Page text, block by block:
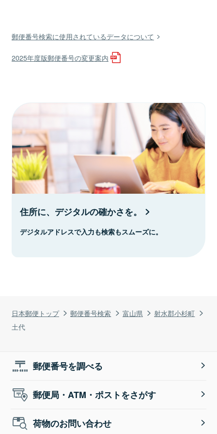
日本郵便トップ 郵便番号検索 富山県
射水郡小杉町
土代
郵便番号検索に使用されているデータについて
2025年度版郵便番号の変更案内
住所に、デジタルの確かさを。
デジタルアドレスで入力も検索もスムーズに。
郵便番号を調べる
郵便局・ATM・ポストをさがす
荷物のお問い合わせ